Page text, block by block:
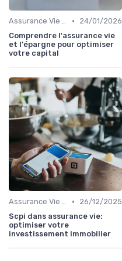
Assurance Vie et Santé •
24/01/2026
Comprendre l'assurance vie
et l'épargne pour optimiser
votre capital
Assurance Vie et Santé •
26/12/2025
Scpi dans assurance vie:
optimiser votre
investissement immobilier